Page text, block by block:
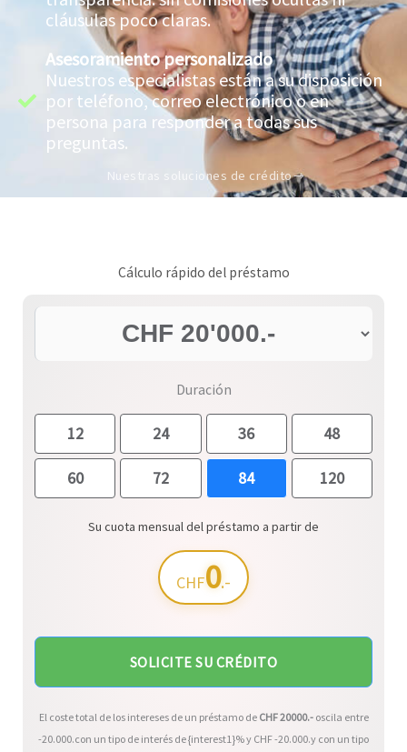
cláusulas poco claras.
Asesoramiento personalizado
Nuestros especialistas están a su disposición
por teléfono, correo electrónico o en
persona para responder a todas sus
preguntas.
Nuestras soluciones de crédito
Cálculo rápido del préstamo
Duración
12 24 36 48
60 72 84 120
Su cuota mensual del préstamo a partir de
CHF0.-
SOLICITE SU CRÉDITO
El coste total de los intereses de un préstamo deCHF20000.- oscila entre
-20.000.con un tipo de interés de {interest1}% y CHF-20.000.y con un tipo